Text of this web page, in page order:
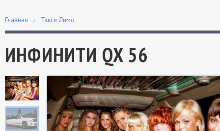
Главная Такси Лимо
ИНФИНИТИ QX 56